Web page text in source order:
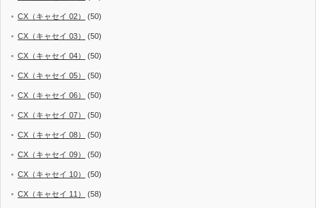
CX（キャセイ 02） (50)
CX（キャセイ 03） (50)
CX（キャセイ 04） (50)
CX（キャセイ 05） (50)
CX（キャセイ 06） (50)
CX（キャセイ 07） (50)
CX（キャセイ 08） (50)
CX（キャセイ 09） (50)
CX（キャセイ 10） (50)
CX（キャセイ 11） (58)